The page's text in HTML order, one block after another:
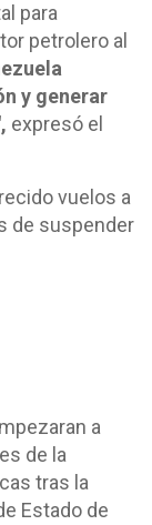
para
petrolero al
y generar
expresó el
vuelos a
de suspender
a
de la
tras la
Estado de